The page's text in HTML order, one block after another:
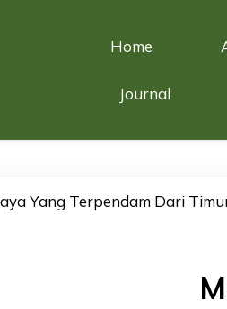
Home
Journal
Yang Terpendam Dari